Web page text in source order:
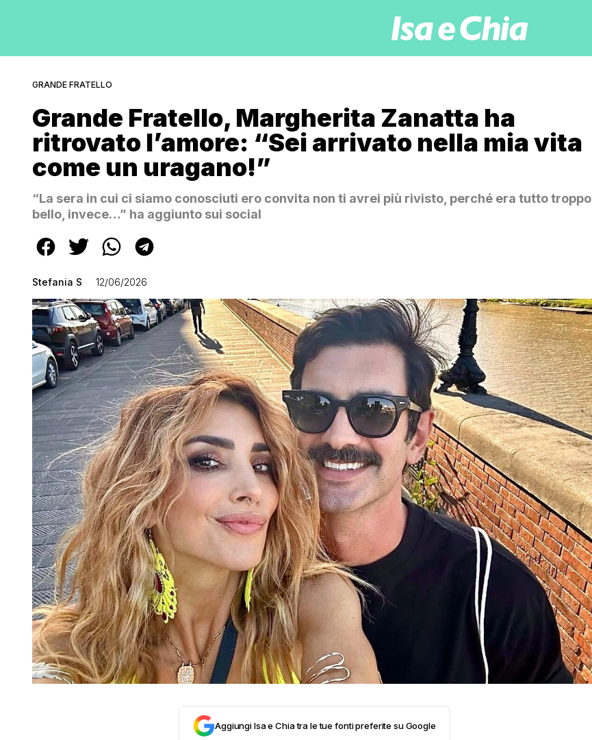
GRANDE FRATELLO
Grande Fratello, Margherita Zanatta ha
ritrovato l’amore: “Sei arrivato nella mia vita
come un uragano!”
“La sera in cui ci siamo conosciuti ero convita non ti avrei più rivisto, perché era tutto troppo
bello, invece…” ha aggiunto sui social
Stefania S 12/06/2026
Aggiungi Isa e Chia tra le tue fonti preferite su Google